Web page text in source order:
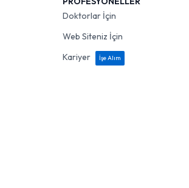
Doktorlar İçin
Web Siteniz İçin
Kariyer
İşe Alım